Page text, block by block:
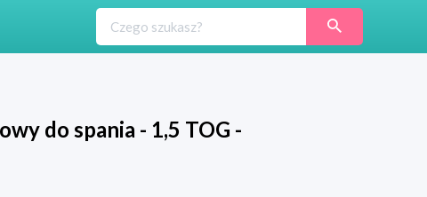
do spania - 1,5 TOG -